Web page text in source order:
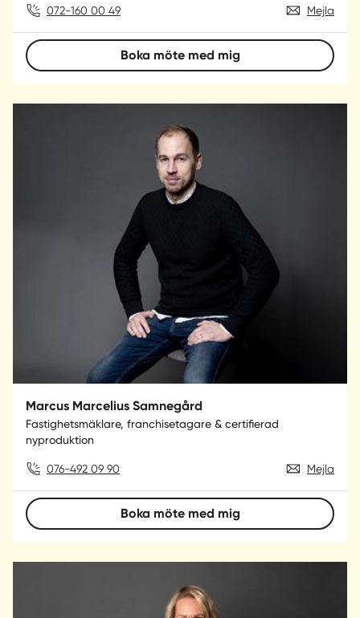
072-160 00 49 Mejla
Boka möte med mig
Marcus Marcelius Samnegård
Fastighetsmäklare, franchisetagare & certifierad
nyproduktion
076-492 09 90 Mejla
Boka möte med mig